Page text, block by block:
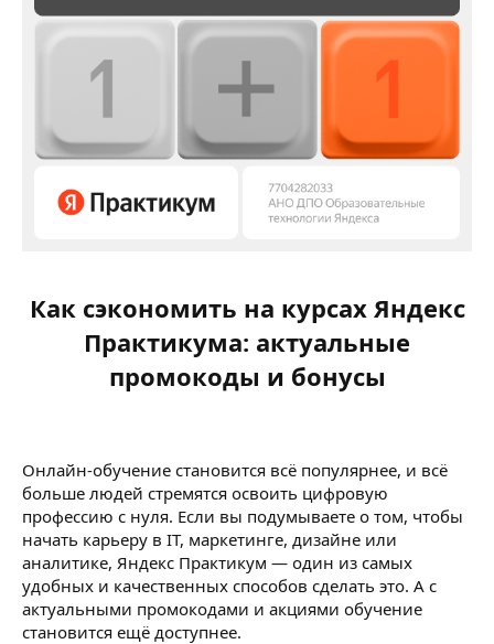
Как сэкономить на курсах Яндекс
Практикума: актуальные
промокоды и бонусы
Онлайн-обучение становится всё популярнее, и всё
больше людей стремятся освоить цифровую
профессию с нуля. Если вы подумываете о том, чтобы
начать карьеру в IT, маркетинге, дизайне или
аналитике, Яндекс Практикум — один из самых
удобных и качественных способов сделать это. А с
актуальными промокодами и акциями обучение
становится ещё доступнее.